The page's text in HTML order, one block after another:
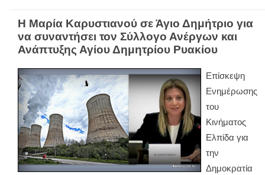
Η Μαρία Καρυστιανού σε Άγιο Δημήτριο για
να συναντήσει τον Σύλλογο Ανέργων και
Ανάπτυξης Αγίου Δημητρίου Ρυακίου
Επίσκεψη
Ενημέρωσης
του
Κινήματος
Ελπίδα για
την
Δημοκρατία